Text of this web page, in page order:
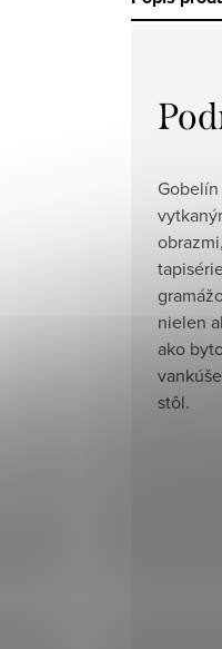
nielen
ako
stôl.